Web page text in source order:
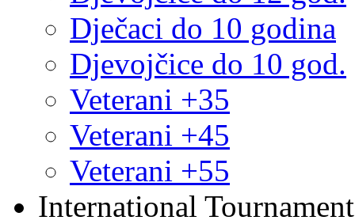
Dječaci do 10 godina
Djevojčice do 10 god.
Veterani +35
Veterani +45
Veterani +55
International